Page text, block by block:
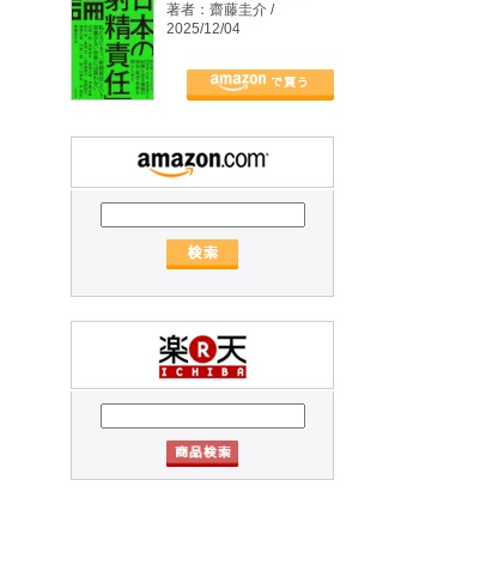
著者：齋藤圭介 /
2025/12/04